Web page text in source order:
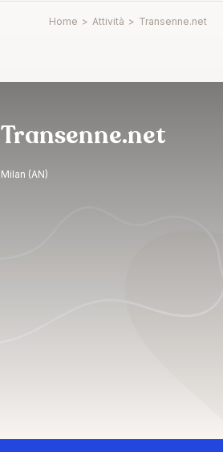
Home > Attività > Transenne.net
Transenne.net
Milan (AN)